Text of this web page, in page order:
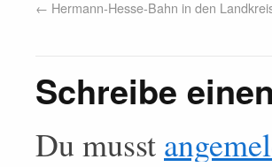
← Hermann-Hesse-Bahn in den
Schreibe
Du musst